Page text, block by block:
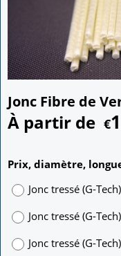
Jonc Fibre de
À partir de €
Prix, diamètre,
Jonc tressé (G-
Jonc tressé (G-
Jonc tressé (G-